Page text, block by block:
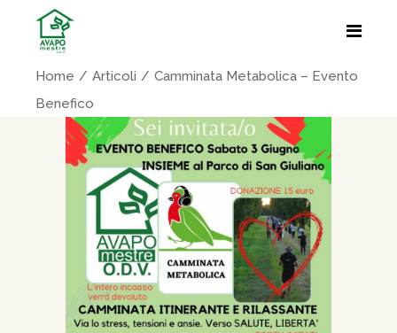
Home Articoli
Camminata Metabolica – Evento
Benefico